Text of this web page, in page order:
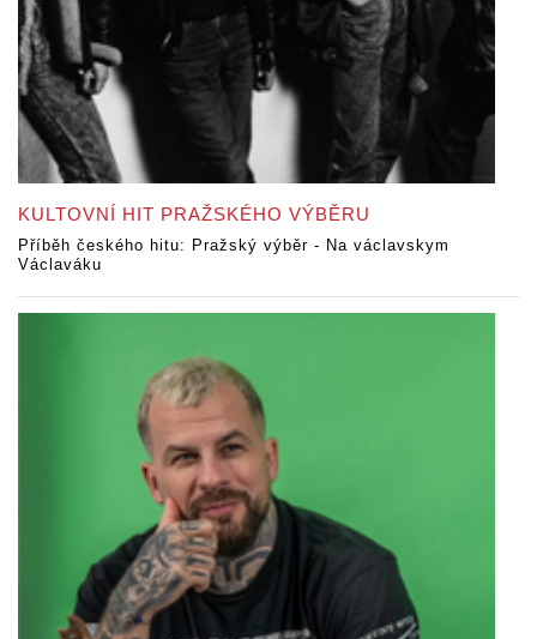
KULTOVNÍ HIT PRAŽSKÉHO VÝBĚRU
Příběh českého hitu: Pražský výběr - Na václavskym
Václaváku